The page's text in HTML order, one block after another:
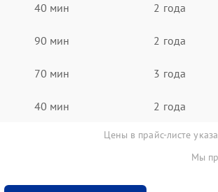
40 мин 2 года
90 мин 2 года
70 мин 3 года
40 мин 2 года
Цены в прайс-листе
Мы